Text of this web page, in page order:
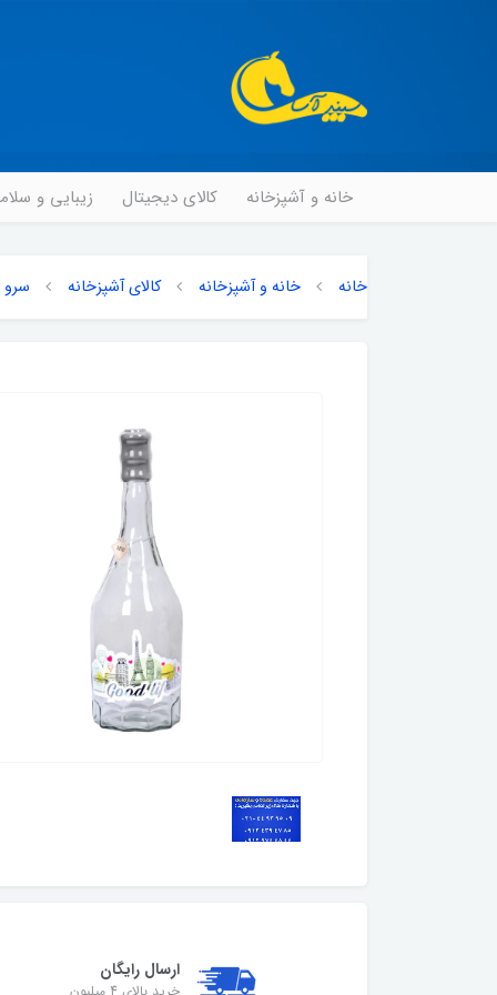
خانه و آشپزخانه کالای دیجیتال زیبایی و
خانه خانه و آشپزخانه کالای آشپزخانه سرو
ارسال رایگان
خرید بالای 4 میلیون